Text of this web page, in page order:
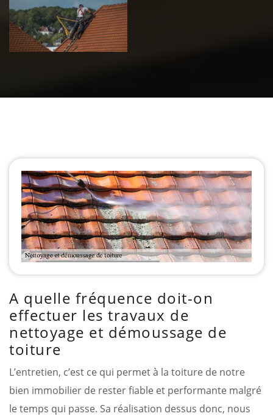
de toiture 39
Jura
A quelle fréquence doit-on
effectuer les travaux de
nettoyage et démoussage de
toiture
L’entretien, c’est ce qui permet à la toiture de notre
bien immobilier de rester fiable et performante malgré
le temps qui passe. Sa réalisation dessus donc, nous